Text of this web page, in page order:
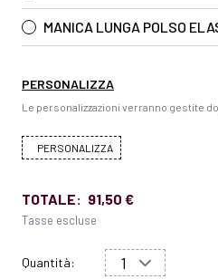
MANICA LUNGA POLSO
PERSONALIZZA
Le personalizzazioni verranno gestite
PERSONALIZZA
TOTALE: 91,50 €
Tasse escluse
Quantità: